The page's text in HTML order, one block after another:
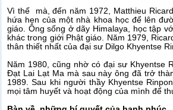
Vì thế mà, đến năm 1972, Matthieu
hứa hẹn của một nhà khoa học để lên
giáo. Ông sống ở dãy Himalaya, học tập
khác trong giới Phật giáo. Năm 1979,
thân thiết nhất của đại sư Dilgo Khyentse
Năm 1980, cũng nhờ có đại sư
Đạt Lai Lạt Ma mà sau này ông đã trở
1989. Sau khi người thầy Khyentse
mọi tâm huyết và hoạt động của mình để